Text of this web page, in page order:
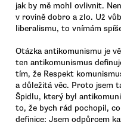
jak by mě mohl ovlivnit.
v rovině dobro a zlo. Už
liberalismu, to vnímám
Otázka antikomunismu je
ten antikomunismus
tím, že Respekt
a důležitá věc. Proto jsem
Špidlu, který byl
to, že bych rád pochopil,
definice: Jsem odpůrcem